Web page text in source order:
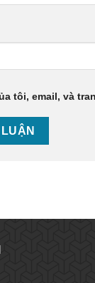
tôi, email, và